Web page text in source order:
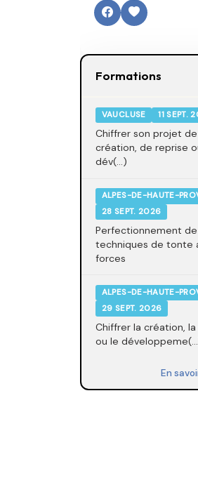
Formations
VAUCLUSE 11 SEPT.
Chiffrer son projet de
création, de reprise
dév(...)
ALPES-DE-HAUTE-
28 SEPT. 2026
Perfectionnement de
techniques de tonte
forces
ALPES-DE-HAUTE-
29 SEPT. 2026
Chiffrer la création,
ou le
En